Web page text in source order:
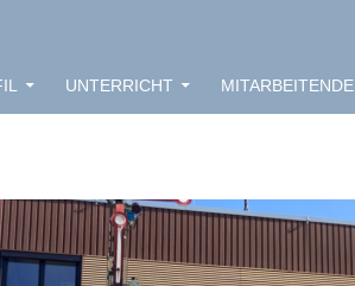
UNTERRICHT MITARBEITENDE